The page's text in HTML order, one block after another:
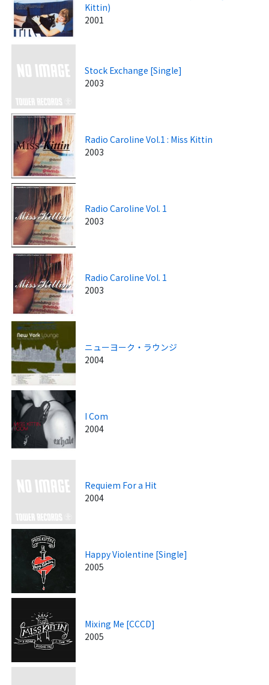
Kittin)
2001
Stock Exchange [Single]
2003
Radio Caroline Vol.1 : Miss Kittin
2003
Radio Caroline Vol. 1
2003
Radio Caroline Vol. 1
2003
ニューヨーク・ラウンジ
2004
I Com
2004
Requiem For a Hit
2004
Happy Violentine [Single]
2005
Mixing Me [CCCD]
2005